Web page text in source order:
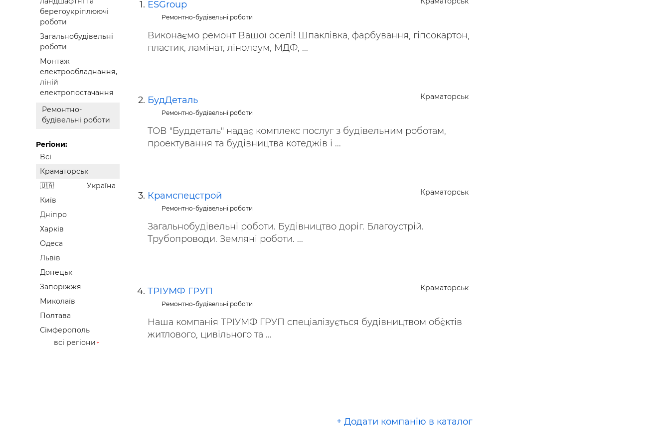
берегоукріплюючі
роботи
Загальнобудівельні
роботи
Монтаж
електрообладнання,
ліній
електропостачання
Ремонтно-
будівельні роботи
Регіони:
Всі
Краматорськ
Україна
Київ
Дніпро
Харків
Одеса
Львів
Донецьк
Запоріжжя
Миколаїв
Полтава
Сімферополь
всі регіони
ESGroup
Ремонтно-будівельні роботи
Виконаємо ремонт Вашої оселі! Шпаклівка, фарбування, гіпсокартон,
пластик, ламінат, лінолеум, МДФ, ...
Краматорськ
БудДеталь
Ремонтно-будівельні роботи
ТОВ "Буддеталь" надає комплекс послуг з будівельним роботам,
проектування та будівництва котеджів і ...
Краматорськ
Крамспецстрой
Ремонтно-будівельні роботи
Загальнобудівельні роботи. Будівництво доріг. Благоустрій.
Трубопроводи. Земляні роботи. ...
Краматорськ
ТРІУМФ ГРУП
Ремонтно-будівельні роботи
Наша компанія ТРІУМФ ГРУП спеціалізується будівництвом об`єктів
житлового, цивільного та ...
+ Додати компанію в каталог